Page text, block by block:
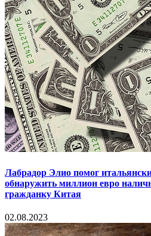
Лабрадор Элио помог
обнаружить миллион евро
гражданку Китая
02.08.2023